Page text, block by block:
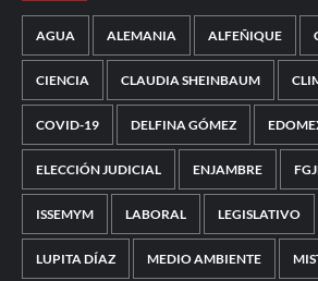
AGUA ALEMANIA ALFEÑIQUE
CIENCIA CLAUDIA SHEINBAUM
COVID-19 DELFINA GÓMEZ
ELECCIÓN JUDICIAL ENJAMBRE
ISSEMYM LABORAL LEGISLATIVO
LUPITA DÍAZ MEDIO AMBIENTE